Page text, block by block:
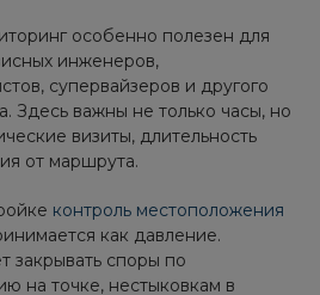
особенно полезен для
инженеров,
супервайзеров и другого
Здесь важны не только часы, но
визиты, длительность
от маршрута.
контроль местоположения
как давление.
закрывать споры по
на точке, нестыковкам в